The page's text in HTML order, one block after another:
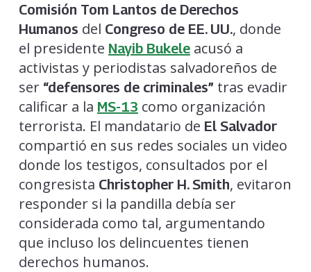
Comisión Tom Lantos de Derechos
Humanos del Congreso de EE. UU., donde
el presidente Nayib Bukeleacusó a
activistas y periodistas salvadoreños de
ser “defensores de criminales” tras evadir
calificar a la MS-13 como organización
terrorista. El mandatario de El Salvador
compartió en sus redes sociales un video
donde los testigos, consultados por el
congresista Christopher H. Smith, evitaron
responder si la pandilla debía ser
considerada como tal, argumentando
que incluso los delincuentes tienen
derechos humanos.